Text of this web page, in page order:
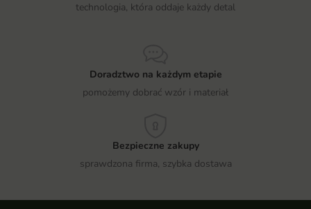
technologia, która oddaje każdy detal
Doradztwo na każdym etapie
pomożemy dobrać wzór i materiał
Bezpieczne zakupy
sprawdzona firma, szybka dostawa